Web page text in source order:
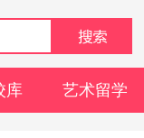
库 艺术留学